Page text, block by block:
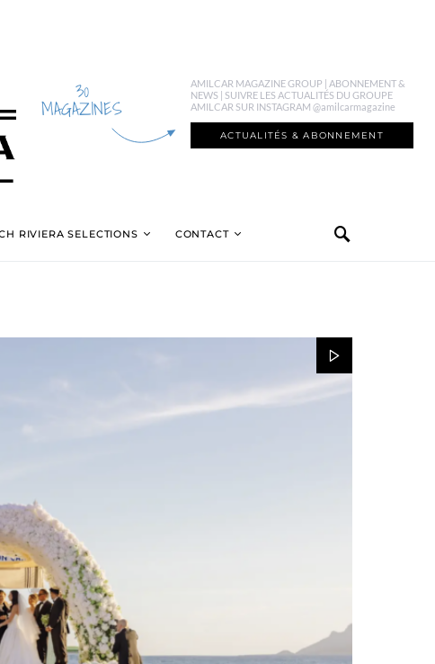
30
MAGAZINES
AMILCAR MAGAZINE GROUP | ABONNEMENT &
NEWS | SUIVRE LES ACTUALITÉS DU GROUPE
AMILCAR SUR INSTAGRAM @amilcarmagazine
ACTUALITÉS & ABONNEMENT
RIVIERA SELECTIONS CONTACT